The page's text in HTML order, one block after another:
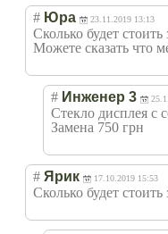
# Юра 23.11.2019 13:13
Сколько будет
Можете сказать что
# Инженер 3
Стекло дисплея с
Замена 750 грн
# Ярик 17.10.2019 15:53
Сколько будет